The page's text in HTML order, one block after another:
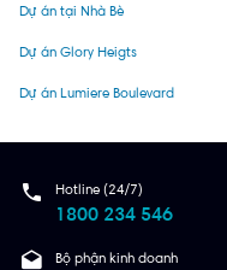
Dự án tại Nhà Bè
Dự án Glory Heigts
Dự án Lumiere Boulevard
Hotline (24/7)
1800 234 546
Bộ phận kinh doanh